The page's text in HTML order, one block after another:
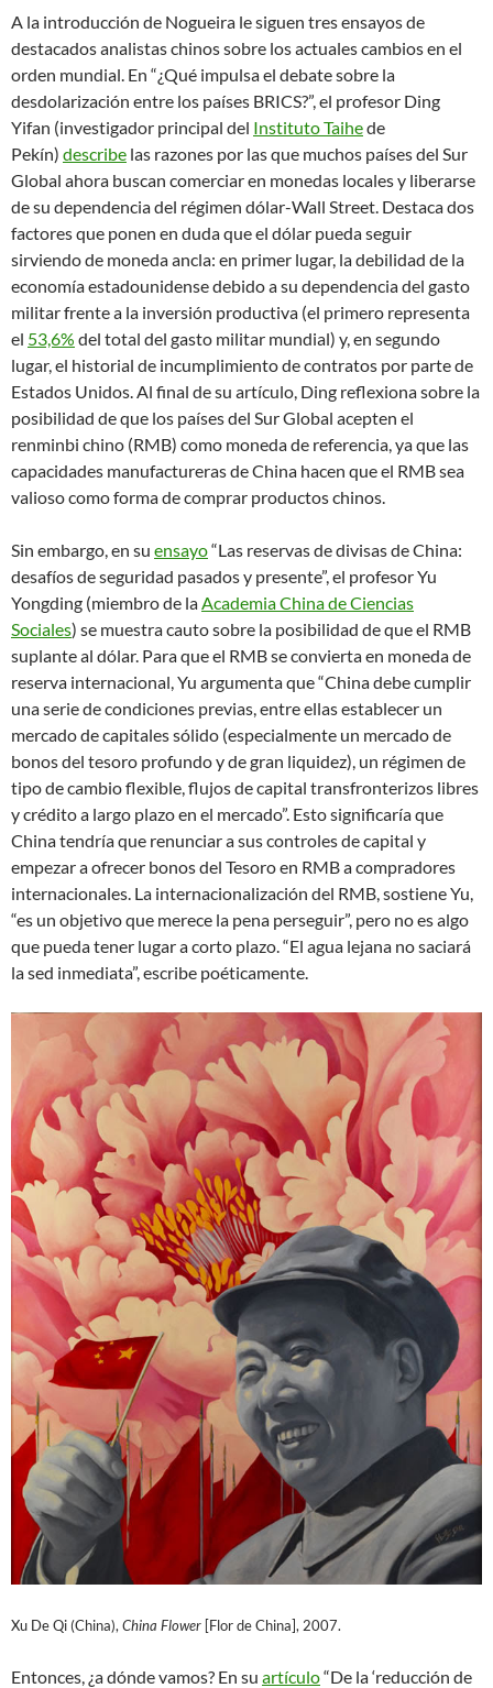
A la introducción de Nogueira le siguen tres ensayos de
destacados analistas chinos sobre los actuales cambios en el
orden mundial. En “¿Qué impulsa el debate sobre la
desdolarización entre los países BRICS?”, el profesor Ding
Yifan (investigador principal del Instituto Taihede
Pekín) describe las razones por las que muchos países del Sur
Global ahora buscan comerciar en monedas locales y liberarse
de su dependencia del régimen dólar-Wall Street. Destaca dos
factores que ponen en duda que el dólar pueda seguir
sirviendo de moneda ancla: en primer lugar, la debilidad de la
economía estadounidense debido a su dependencia del gasto
militar frente a la inversión productiva (el primero representa
el 53,6% del total del gasto militar mundial) y, en segundo
lugar, el historial de incumplimiento de contratos por parte de
Estados Unidos. Al final de su artículo, Ding reflexiona sobre la
posibilidad de que los países del Sur Global acepten el
renminbi chino (RMB) como moneda de referencia, ya que las
capacidades manufactureras de China hacen que el RMB sea
valioso como forma de comprar productos chinos.
Sin embargo, en su ensayo“Las reservas de divisas de China:
desafíos de seguridad pasados y presente”, el profesor Yu
Yongding (miembro de laAcademia China de Ciencias
Sociales) se muestra cauto sobre la posibilidad de que el RMB
suplante al dólar. Para que el RMB se convierta en moneda de
reserva internacional, Yu argumenta que “China debe cumplir
una serie de condiciones previas, entre ellas establecer un
mercado de capitales sólido (especialmente un mercado de
bonos del tesoro profundo y de gran liquidez), un régimen de
tipo de cambio flexible, flujos de capital transfronterizos libres
y crédito a largo plazo en el mercado”. Esto significaría que
China tendría que renunciar a sus controles de capital y
empezar a ofrecer bonos del Tesoro en RMB a compradores
internacionales. La internacionalización del RMB, sostiene Yu,
“es un objetivo que merece la pena perseguir”, pero no es algo
que pueda tener lugar a corto plazo. “El agua lejana no saciará
la sed inmediata”, escribe poéticamente.
Xu De Qi (China), China Flower [Flor de China], 2007.
Entonces, ¿a dónde vamos? En su artículo“De la ‘reducción de